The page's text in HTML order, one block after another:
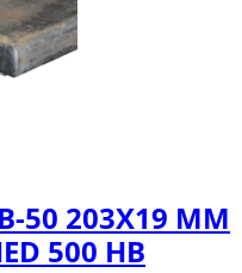
50 203X19 MM
500 HB